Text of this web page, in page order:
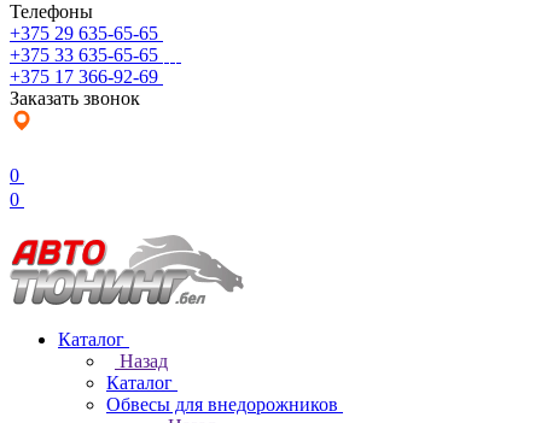
Телефоны
+375 29 635-65-65
+375 33 635-65-65
+375 17 366-92-69
Заказать звонок
0
0
Каталог
Назад
Каталог
Обвесы для внедорожников